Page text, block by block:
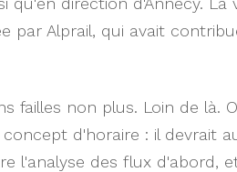
par Alprail, qui avait
failles non plus. Loin de là.
d'horaire : il devrait
l'analyse des flux d'abord,